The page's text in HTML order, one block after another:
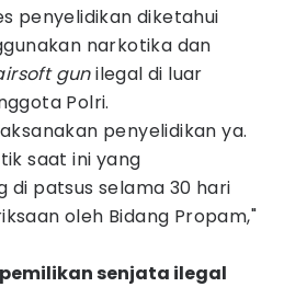
penyelidikan diketahui
narkotika dan
gunilegal di luar
Polri.
penyelidikan ya.
saat ini yang
di patsus selama 30 hari
oleh Bidang Propam,"
senjata ilegal